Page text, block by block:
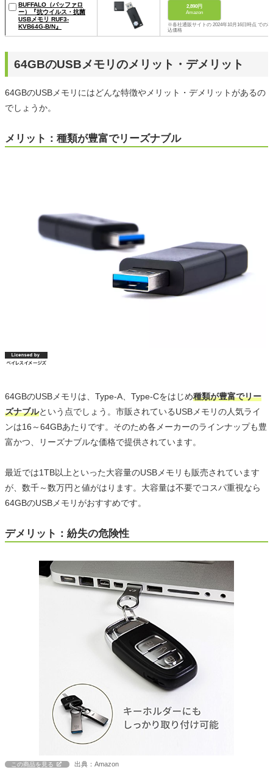
BUFFALO（バッファロ
ー）『抗ウイルス・抗菌
USBメモリ RUF3-
KVB64G-B/N』
2,890円
Amazon
※各社通販サイトの 2024年10月16日時点 での税
込価格
64GBのUSBメモリのメリット・デメリット
64GBのUSBメモリにはどんな特徴やメリット・デメリットがあるの
でしょうか。
メリット：種類が豊富でリーズナブル
64GBのUSBメモリは、Type-A、Type-Cをはじめ種類が豊富でリー
ズナブルという点でしょう。市販されているUSBメモリの人気ライ
ンは16～64GBあたりです。そのため各メーカーのラインナップも豊
富かつ、リーズナブルな価格で提供されています。
最近では1TB以上といった大容量のUSBメモリも販売されています
が、数千～数万円と値がはります。大容量は不要でコスパ重視なら
64GBのUSBメモリがおすすめです。
デメリット：紛失の危険性
この商品を見る 出典：Amazon